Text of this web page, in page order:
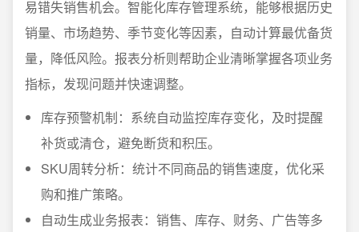
易错失销售机会。智能化库存管理系统，能够根据历史
销量、市场趋势、季节变化等因素，自动计算最优备货
量，降低风险。报表分析则帮助企业清晰掌握各项业务
指标，发现问题并快速调整。
库存预警机制：系统自动监控库存变化，及时提醒
补货或清仓，避免断货和积压。
SKU周转分析：统计不同商品的销售速度，优化采
购和推广策略。
自动生成业务报表：销售、库存、财务、广告等多